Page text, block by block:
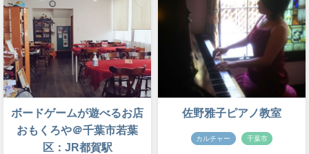
ボードゲームが遊べるお店
おもくろや＠千葉市若葉
区：JR都賀駅
佐野雅子ピアノ教室
カルチャー 千葉市